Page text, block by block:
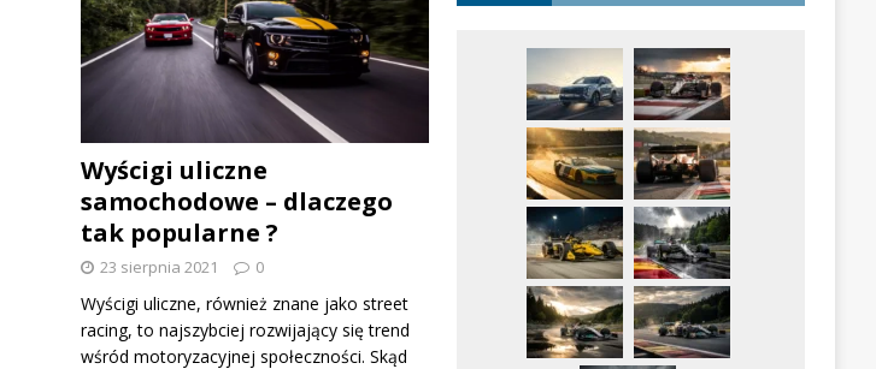
Wyścigi uliczne
samochodowe – dlaczego
tak popularne ?
23 sierpnia 2021 0
Wyścigi uliczne, również znane jako street
racing, to najszybciej rozwijający się trend
wśród motoryzacyjnej społeczności. Skąd